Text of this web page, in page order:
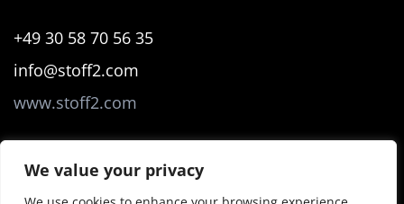
We value your privacy
+49 30 58 70 56 35
info@stoff2.com
www.stoff2.com
2026 © Stoff2 GmbH